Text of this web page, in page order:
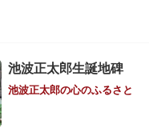
す。
池波正太郎生誕地碑
池波正太郎の心のふるさと